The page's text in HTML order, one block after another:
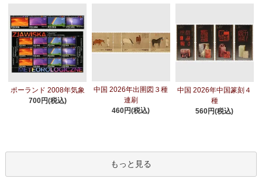
ポーランド 2008年気象
700円(税込)
中国 2026年出圉図３種
連刷
460円(税込)
中国 2026年中国篆刻４
種
560円(税込)
もっと見る